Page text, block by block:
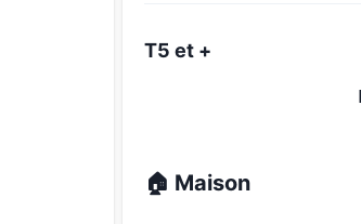
T5 et +
🏠 Maison